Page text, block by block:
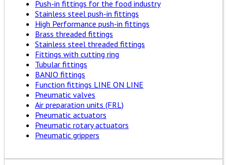
Push-in fittings for the food industry
Stainless steel push-in fittings
High Performance push-in fittings
Brass threaded fittings
Stainless steel threaded fittings
Fittings with cutting ring
Tubular fittings
BANJO fittings
Function fittings LINE ON LINE
Pneumatic valves
Air preparation units (FRL)
Pneumatic actuators
Pneumatic rotary actuators
Pneumatic grippers